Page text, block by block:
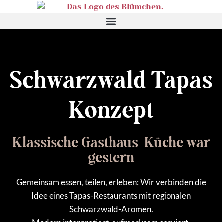
Schwarzwald Tapas
Konzept
Klassische Gasthaus-Küche war
gestern
Gemeinsam essen, teilen, erleben: Wir verbinden die
Idee eines Tapas-Restaurants mit regionalen
Schwarzwald-Aromen.